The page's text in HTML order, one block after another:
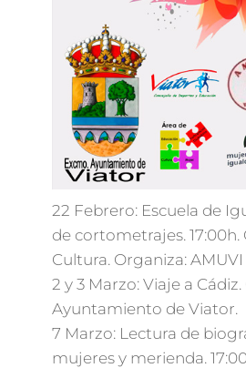
22 Febrero: Escuela de
de cortometrajes. 17:00h.
Cultura. Organiza: AMUVI
2 y 3 Marzo: Viaje a
Ayuntamiento de Viator.
7 Marzo: Lectura de
mujeres y merienda.